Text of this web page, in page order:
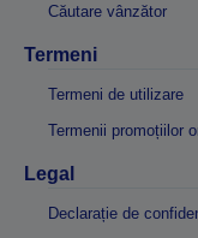
Căutare vânzător
Termeni
Termeni de utilizare
Termenii promoțiilor
Legal
Declarație de